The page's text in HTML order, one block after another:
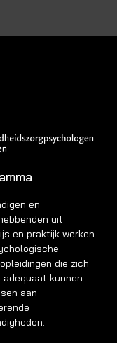
en
uit
en praktijk werken
die zich
adequaat kunnen
aan